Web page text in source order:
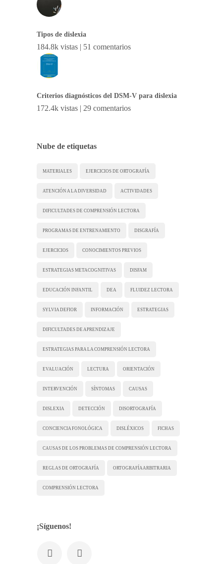
Tipos de dislexia
184.8k vistas | 51 comentarios
Criterios diagnósticos del DSM-V para dislexia
172.4k vistas | 29 comentarios
Nube de etiquetas
MATERIALES EJERCICIOS DE ORTOGRAFÍA
ATENCIÓN A LA DIVERSIDAD ACTIVIDADES
DIFICULTADES DE COMPRENSIÓN LECTORA
PROGRAMAS DE ENTRENAMIENTO DISGRAFÍA
EJERCICIOS CONOCIMIENTOS PREVIOS
ESTRATEGIAS METACOGNITIVAS DISFAM
EDUCACIÓN INFANTIL DEA FLUIDEZ LECTORA
SYLVIA DEFIOR INFORMACIÓN ESTRATEGIAS
DIFICULTADES DE APRENDIZAJE
ESTRATEGIAS PARA LA COMPRENSIÓN LECTORA
EVALUACIÓN LECTURA ORIENTACIÓN
INTERVENCIÓN SÍNTOMAS CAUSAS
DISLEXIA DETECCIÓN DISORTOGRAFÍA
CONCIENCIA FONOLÓGICA DISLÉXICOS FICHAS
CAUSAS DE LOS PROBLEMAS DE COMPRENSIÓN LECTORA
REGLAS DE ORTOGRAFÍA ORTOGRAFÍA ARBITRARIA
COMPRENSIÓN LECTORA
¡Síguenos!